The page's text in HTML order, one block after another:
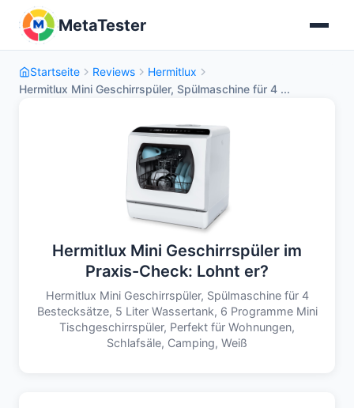
MetaTester
Startseite Reviews
Hermitlux
Hermitlux Mini Geschirrspüler, Spülmaschine für 4 ...
Hermitlux Mini Geschirrspüler im
Praxis-Check: Lohnt er?
Hermitlux Mini Geschirrspüler, Spülmaschine für 4
Bestecksätze, 5 Liter Wassertank, 6 Programme Mini
Tischgeschirrspüler, Perfekt für Wohnungen,
Schlafsäle, Camping, Weiß